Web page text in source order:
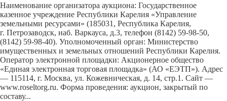
Наименование организатора аукциона: Государственное
казенное учреждение Республики Карелия «Управление
земельными ресурсами» (185031, Республика Карелия,
г. Петрозаводск, наб. Варкауса, д.3, телефон (8142) 59-98-50,
(8142) 59-98-40). Уполномоченный орган: Министерство
имущественных и земельных отношений Республики Карелия.
Оператор электронной площадки: Акционерное общество
«Единая электронная торговая площадка» (АО «ЕЭТП»). Адрес
— 115114, г. Москва, ул. Кожевническая, д. 14, стр.1. Сайт —
www.roseltorg.ru. Форма проведения: аукцион, закрытый по
составу...